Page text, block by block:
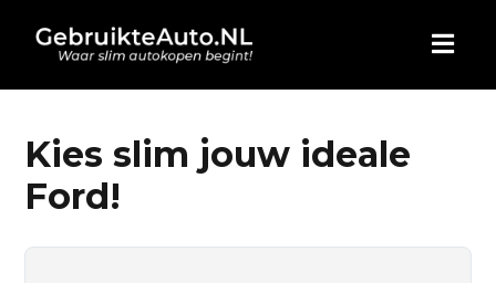
HOME
AUTO KOPEN
Kies slim jouw ideale
Ford!